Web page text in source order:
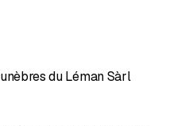
au 021 601 63 61, 24h
du Léman Sàrl